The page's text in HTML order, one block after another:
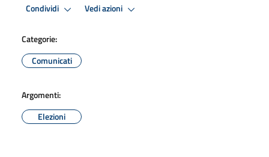
Condividi Vedi azioni
Categorie:
Comunicati
Argomenti:
Elezioni